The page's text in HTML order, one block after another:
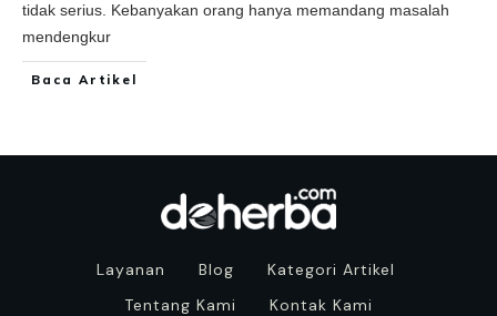
tidak serius. Kebanyakan orang hanya memandang masalah
mendengkur
Baca Artikel
Layanan Blog
Kategori Artikel
Tentang Kami
Kontak Kami